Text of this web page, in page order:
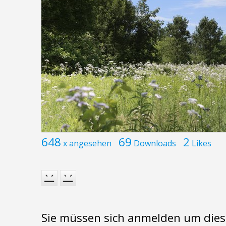
648 x angesehen 69 Downloads 2 Likes
Sie müssen sich anmelden um